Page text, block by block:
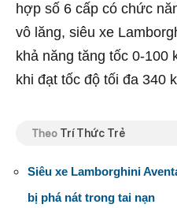
hợp số 6 cấp có chức
vô lăng, siêu xe
khả năng tăng tốc 0-100
khi đạt tốc độ tối đa 340
Theo Trí Thức Trẻ
Siêu xe Lamborghini
bị phá nát trong tai nạn